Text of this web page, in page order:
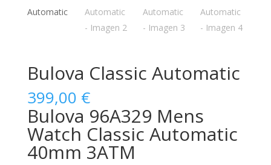
Bulova Classic Automatic
399,00 €
Bulova 96A329 Mens
Watch Classic Automatic
40mm 3ATM